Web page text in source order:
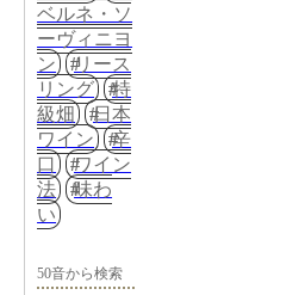
ベルネ・ソ
ーヴィニヨ
ン
リース
リング
特
級畑
日本
ワイン
辛
口
ワイン
法
味わ
い
50音から検索